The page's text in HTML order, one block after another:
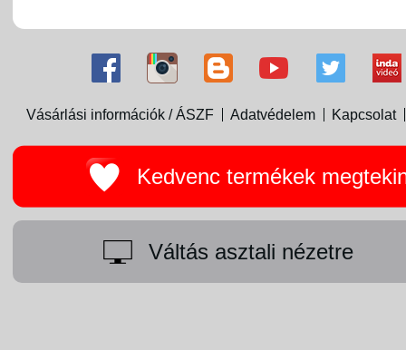
Vásárlási információk / ÁSZF Adatvédelem Kapcsolat
Kedvenc termékek
Váltás asztali nézetre